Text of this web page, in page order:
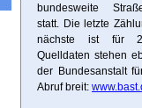
bundesweite
statt. Die letzte
nächste ist für
Quelldaten stehen
der Bundesanstalt
Abruf breit: